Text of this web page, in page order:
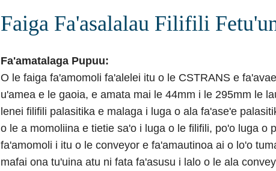
Faiga Fa'asalalau Filifili
Fa'amatalaga Pupuu:
O le faiga fa'amomoli fa'alelei itu o le CSTRANS e
u'amea e le gaoia, e amata mai le 44mm i le 295mm le
lenei filifili palasitika e malaga i luga o ala fa'ase'e
o le a momoliina e tietie sa'o i luga o le filifili, po'o luga o
fa'amomoli i itu o le conveyor e fa'amautinoa ai o lo'o
mafai ona tu'uina atu ni fata fa'asusu i lalo o le ala